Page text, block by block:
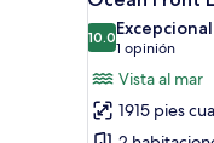
todas
las
fotos
de
Ocean
10.010.0 de 10
Excepcional
1 opinión
(1
opinión)
Vista al mar
1915 pies